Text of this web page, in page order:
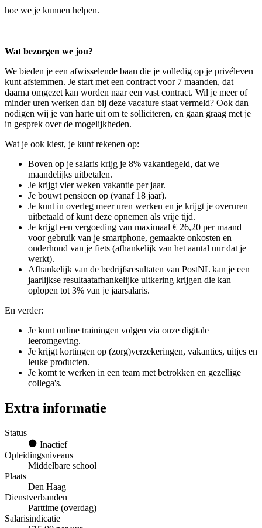
hoe we je kunnen helpen.
Wat bezorgen we jou?
We bieden je een afwisselende baan die je volledig op je privéleven
kunt afstemmen. Je start met een contract voor 7 maanden, dat
daarna omgezet kan worden naar een vast contract. Wil je meer of
minder uren werken dan bij deze vacature staat vermeld? Ook dan
nodigen wij je van harte uit om te solliciteren, en gaan graag met je
in gesprek over de mogelijkheden.
Wat je ook kiest, je kunt rekenen op:
Boven op je salaris krijg je 8% vakantiegeld, dat we
maandelijks uitbetalen.
Je krijgt vier weken vakantie per jaar.
Je bouwt pensioen op (vanaf 18 jaar).
Je kunt in overleg meer uren werken en je krijgt je overuren
uitbetaald of kunt deze opnemen als vrije tijd.
Je krijgt een vergoeding van maximaal € 26,20 per maand
voor gebruik van je smartphone, gemaakte onkosten en
onderhoud van je fiets (afhankelijk van het aantal uur dat je
werkt).
Afhankelijk van de bedrijfsresultaten van PostNL kan je een
jaarlijkse resultaatafhankelijke uitkering krijgen die kan
oplopen tot 3% van je jaarsalaris.
En verder:
Je kunt online trainingen volgen via onze digitale
leeromgeving.
Je krijgt kortingen op (zorg)verzekeringen, vakanties, uitjes en
leuke producten.
Je komt te werken in een team met betrokken en gezellige
collega's.
Extra informatie
Status
Inactief
Opleidingsniveaus
Middelbare school
Plaats
Den Haag
Dienstverbanden
Parttime (overdag)
Salarisindicatie